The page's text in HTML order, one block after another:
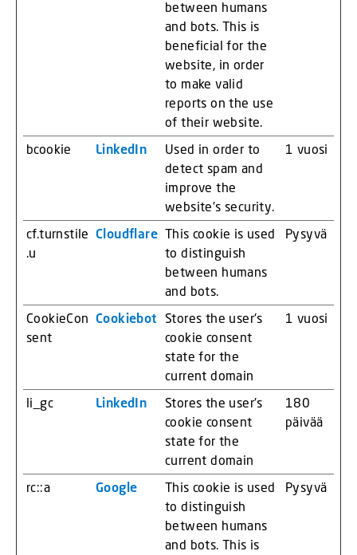
between humans
and bots. This is
beneficial for the
website, in order
to make valid
reports on the use
of their website.
bcookie LinkedIn
Used in order to
detect spam and
improve the
website's security.
1 vuosi
cf.turnstile
.u
Cloudflare This cookie is used
to distinguish
between humans
and bots.
Pysyvä
CookieCon
sent
Cookiebot Stores the user's
cookie consent
state for the
current domain
1 vuosi
li_gc LinkedIn
Stores the user's
cookie consent
state for the
current domain
180
päivää
rc::a Google
This cookie is used
to distinguish
between humans
and bots. This is
Pysyvä